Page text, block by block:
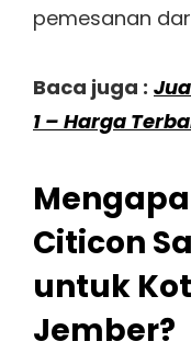
pemesanan
Baca juga :
1 – Harga
Citicon
untuk
Jember?